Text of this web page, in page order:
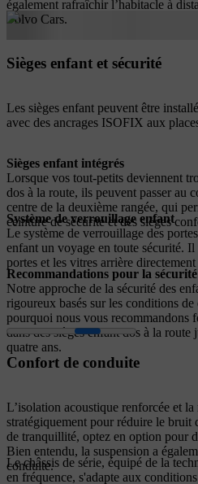
également rafraîchir l’habitacle à
Volvo Cars.
Sièges enfant et sécurité
Les sièges enfant peuvent être
avec des ancrages ISOFIX aux
Sièges enfant intégrés
Lorsque vos tout-petits deviennent
dos à la route, ils peuvent passer au
centre de la deuxième rangée, qui
ceinture de sécurité et des sièges
Système de verrouillage enfant
Le système de verrouillage des
enfant un voyage en toute sécurité.
portes et les vitres arrière
Recommandations pour la
Notre approche de la sécurité des
rigoureux basés sur les conditions
pourquoi nous vous recommandons
dans des sièges enfant dos à la route
quatre ans.
Confort de conduite
L’isolation acoustique renforcée et
stratégiquement pour réduire le bruit
de tranquillité, optez en option pour
Bien entendu, la suspension a
conduite.
Le châssis de série, équipé de la
en fréquence, s'adapte aux